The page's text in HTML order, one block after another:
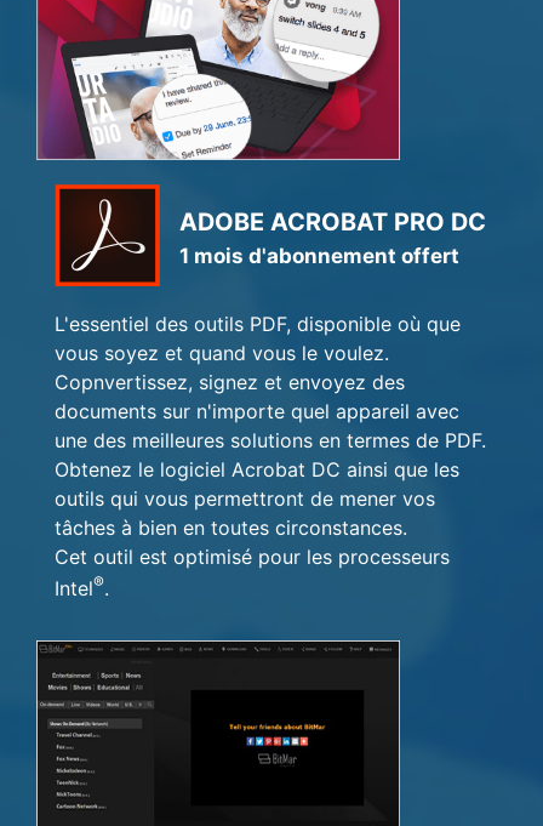
ADOBE ACROBAT PRO DC
1 mois d'abonnement offert
L'essentiel des outils PDF, disponible où que
vous soyez et quand vous le voulez.
Copnvertissez, signez et envoyez des
documents sur n'importe quel appareil avec
une des meilleures solutions en termes de PDF.
Obtenez le logiciel Acrobat DC ainsi que les
outils qui vous permettront de mener vos
tâches à bien en toutes circonstances.
Cet outil est optimisé pour les processeurs
Intel®.